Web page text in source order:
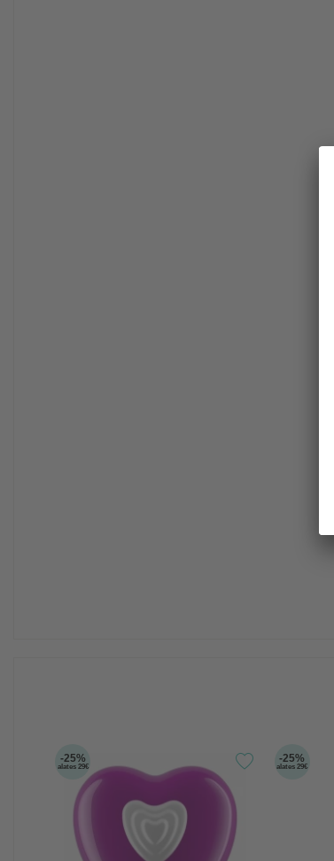
-25%
alates 29€
-25%
alates 29€